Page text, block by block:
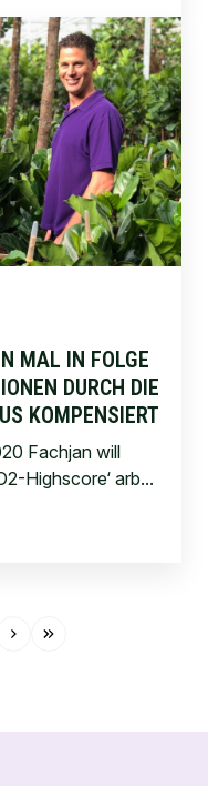
MAL IN FOLGE
DURCH DIE
KOMPENSIERT
Fachjan will
Highscore‘ arb...